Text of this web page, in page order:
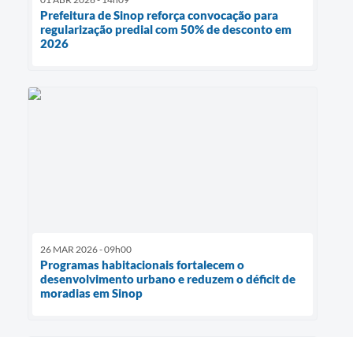
Prefeitura de Sinop reforça convocação para
regularização predial com 50% de desconto em
2026
26 MAR 2026 - 09h00
Programas habitacionais fortalecem o
desenvolvimento urbano e reduzem o déficit de
moradias em Sinop